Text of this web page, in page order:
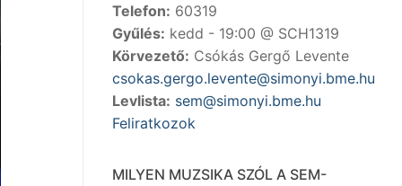
Telefon: 60319
Gyűlés: kedd - 19:00 @ SCH1319
Körvezető: Csókás Gergő Levente
csokas.gergo.levente@simonyi.bme.hu
Levlista: sem@simonyi.bme.hu
Feliratkozok
MILYEN MUZSIKA SZÓL A SEM-